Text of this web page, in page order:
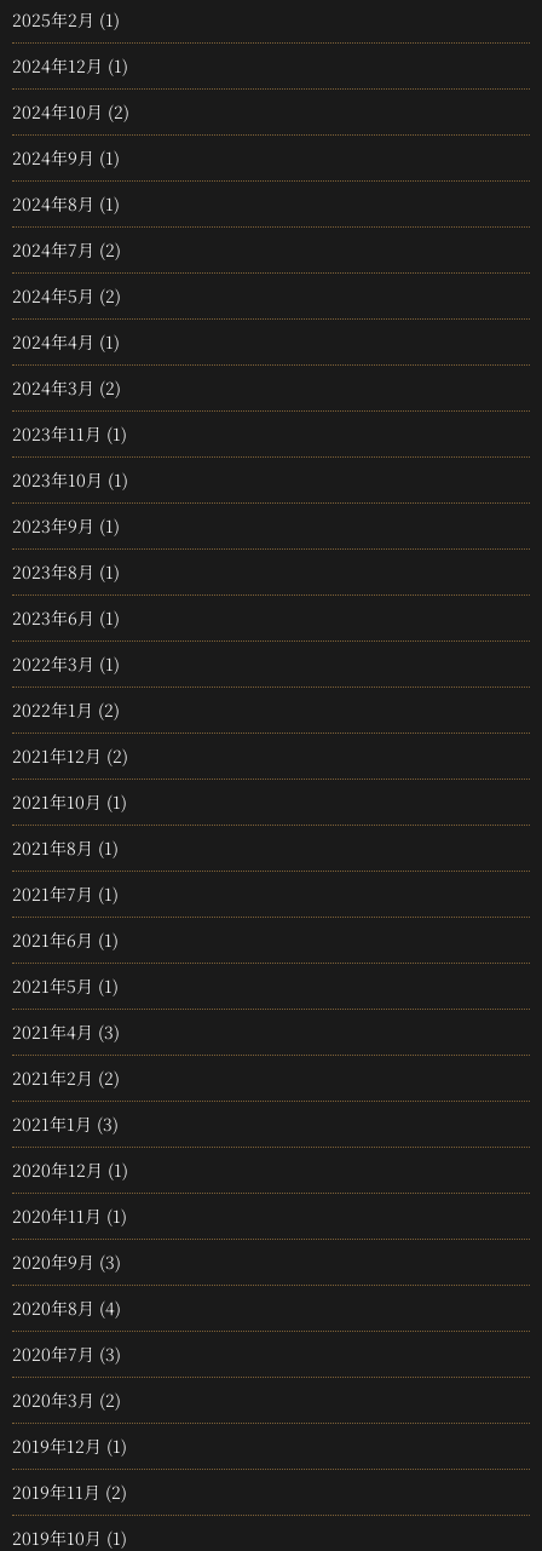
2025年2月 (1)
2024年12月 (1)
2024年10月 (2)
2024年9月 (1)
2024年8月 (1)
2024年7月 (2)
2024年5月 (2)
2024年4月 (1)
2024年3月 (2)
2023年11月 (1)
2023年10月 (1)
2023年9月 (1)
2023年8月 (1)
2023年6月 (1)
2022年3月 (1)
2022年1月 (2)
2021年12月 (2)
2021年10月 (1)
2021年8月 (1)
2021年7月 (1)
2021年6月 (1)
2021年5月 (1)
2021年4月 (3)
2021年2月 (2)
2021年1月 (3)
2020年12月 (1)
2020年11月 (1)
2020年9月 (3)
2020年8月 (4)
2020年7月 (3)
2020年3月 (2)
2019年12月 (1)
2019年11月 (2)
2019年10月 (1)